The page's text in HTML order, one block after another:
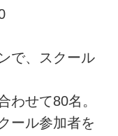
で、スクール
わせて80名。
ール参加者を